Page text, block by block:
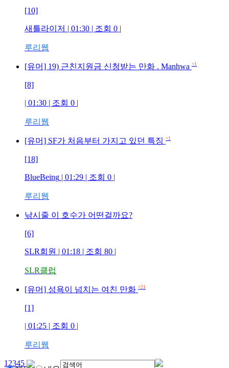
[10]
새틀라이저 | 01:30 | 조회 0 |
루리웹
[유머] 19) 근친지원금 신청받는 만화 . Manhwa +1
[8]
| 01:30 | 조회 0 |
루리웹
[유머] SF가 처음부터 가지고 있던 특징 +1
[18]
BlueBeing | 01:29 | 조회 0 |
루리웹
낚시줄 이 호수가 어떤걸까요?
[6]
SLR회원 | 01:18 | 조회 80 |
SLR클럽
[유머] 성욕이 넘치는 여친 만화 +21
[1]
| 01:25 | 조회 0 |
루리웹
1 2345